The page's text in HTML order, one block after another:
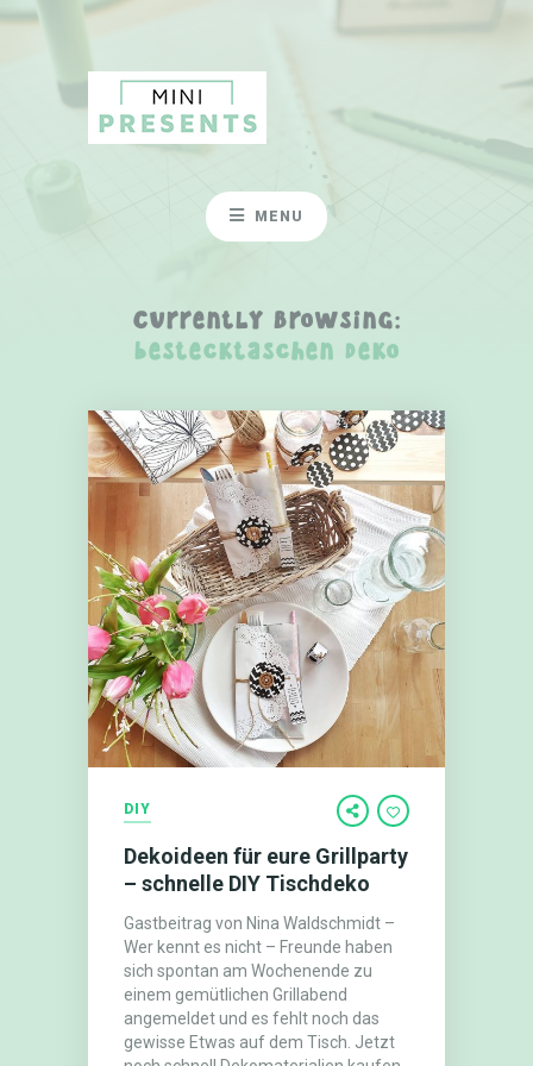
MENU
Currently Browsing:
bestecktaschen deko
DIY
Dekoideen für eure Grillparty
– schnelle DIY Tischdeko
Gastbeitrag von Nina Waldschmidt –
Wer kennt es nicht – Freunde haben
sich spontan am Wochenende zu
einem gemütlichen Grillabend
angemeldet und es fehlt noch das
gewisse Etwas auf dem Tisch. Jetzt